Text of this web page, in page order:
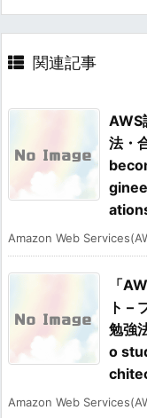
関連記事
AWS
法・
Amazon Web
「
ト –
勉強
o
Amazon Web